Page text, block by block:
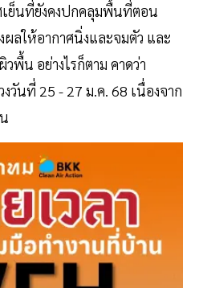
เย็นที่ยังคงปกคลุมพื้นที่ตอน
ลให้อากาศนิ่งและจมตัว และ
พื้น อย่างไรก็ตาม คาดว่า
วันที่ 25 - 27 ม.ค. 68 เนื่องจาก